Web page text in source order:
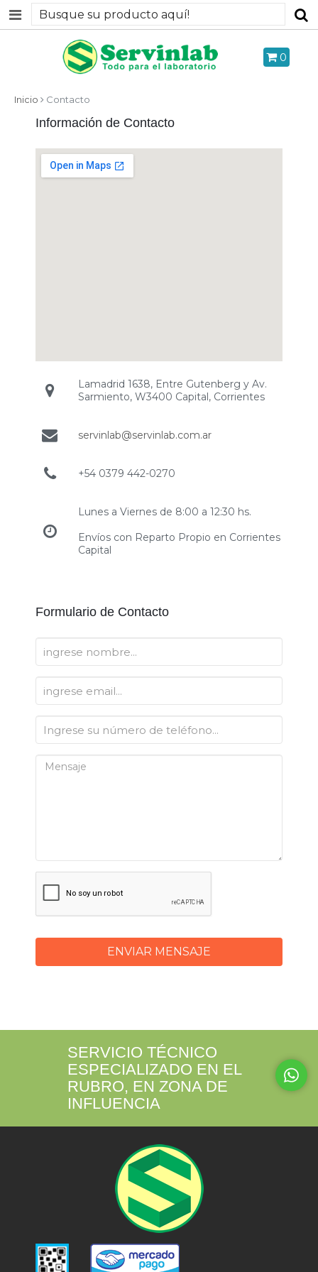
0
Inicio Contacto
Información de Contacto
Lamadrid 1638, Entre Gutenberg y Av.
Sarmiento, W3400 Capital, Corrientes
servinlab@servinlab.com.ar
+54 0379 442-0270
Lunes a Viernes de 8:00 a 12:30 hs.
Envíos con Reparto Propio en Corrientes
Capital
Formulario de Contacto
SERVICIO TÉCNICO
ESPECIALIZADO EN EL
RUBRO, EN ZONA DE
INFLUENCIA